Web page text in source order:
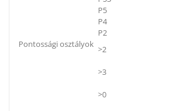
Pontossági osztályok
P5
P4
P2
>2
>3
>0